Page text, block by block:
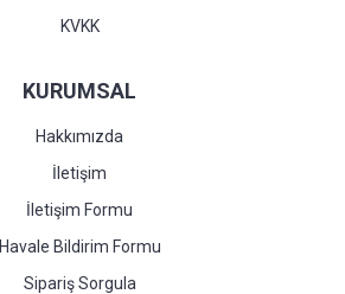
KVKK
KURUMSAL
Hakkımızda
İletişim
İletişim Formu
Havale Bildirim Formu
Sipariş Sorgula